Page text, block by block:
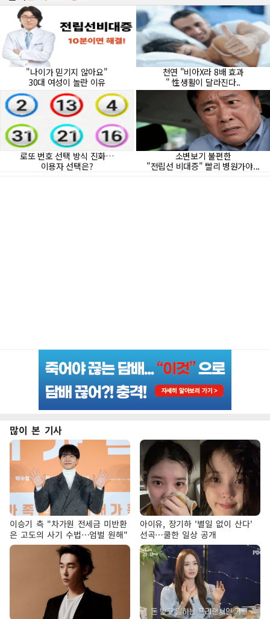
많이 본 기사
이승기 측 "차가원 전세금 미반환
은 고도의 사기 수법…엄벌 원해"
아이유, 장기하 '별일 없이 산다'
선곡…쿨한 일상 공개